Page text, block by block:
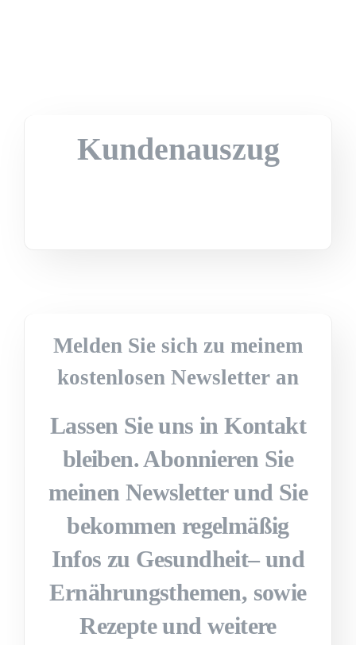
Kundenauszug
Melden Sie sich zu meinem
kostenlosen Newsletter an
Lassen Sie uns in Kontakt
bleiben. Abonnieren Sie
meinen Newsletter und Sie
bekommen regelmäßig
Infos zu Gesundheit– und
Ernährungsthemen, sowie
Rezepte und weitere